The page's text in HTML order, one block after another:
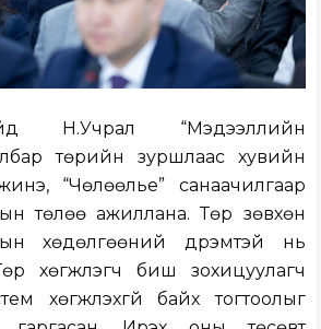
Н.Учрал “Мэдээллийн
төрийн зуршлаас хувийн
“Чөлөөлье” санаачилгаар
төлөө ажиллана. Төр зөвхөн
хөдөлгөөний дүрэмтэй нь
хөгжүүлэгч биш зохицуулагч
хөгжүүлэхгүй байх тогтоолыг